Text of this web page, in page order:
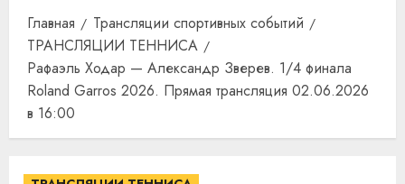
Главная
Трансляции спортивных событий
ТРАНСЛЯЦИИ ТЕННИСА
Рафаэль Ходар — Александр Зверев. 1/4 финала
Roland Garros 2026. Прямая трансляция 02.06.2026
в 16:00